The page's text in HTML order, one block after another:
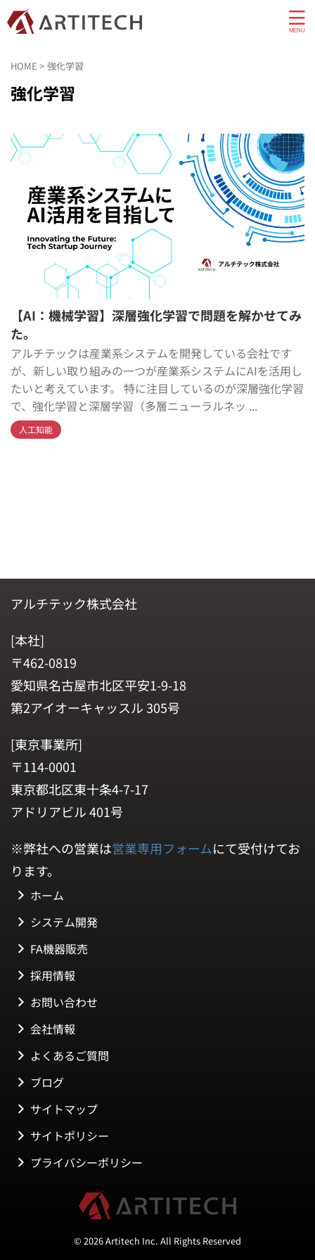
HOME > 強化学習
強化学習
【AI：機械学習】深層強化学習で問題を解かせてみ
た。
アルチテックは産業系システムを開発している会社です
が、新しい取り組みの一つが産業系システムにAIを活用し
たいと考えています。 特に注目しているのが深層強化学習
で、強化学習と深層学習（多層ニューラルネッ ...
人工知能
アルチテック株式会社
[本社]
〒462-0819
愛知県名古屋市北区平安1-9-18
第2アイオーキャッスル 305号
[東京事業所]
〒114-0001
東京都北区東十条4-7-17
アドリアビル 401号
※弊社への営業は営業専用フォームにて受付けてお
ります。
ホーム
システム開発
FA機器販売
採用情報
お問い合わせ
会社情報
よくあるご質問
ブログ
サイトマップ
サイトポリシー
プライバシーポリシー
© 2026 Artitech Inc. All Rights Reserved